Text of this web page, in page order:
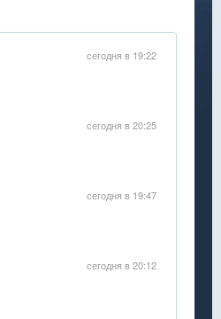
сегодня в 19:22
сегодня в 20:25
сегодня в 19:47
сегодня в 20:12